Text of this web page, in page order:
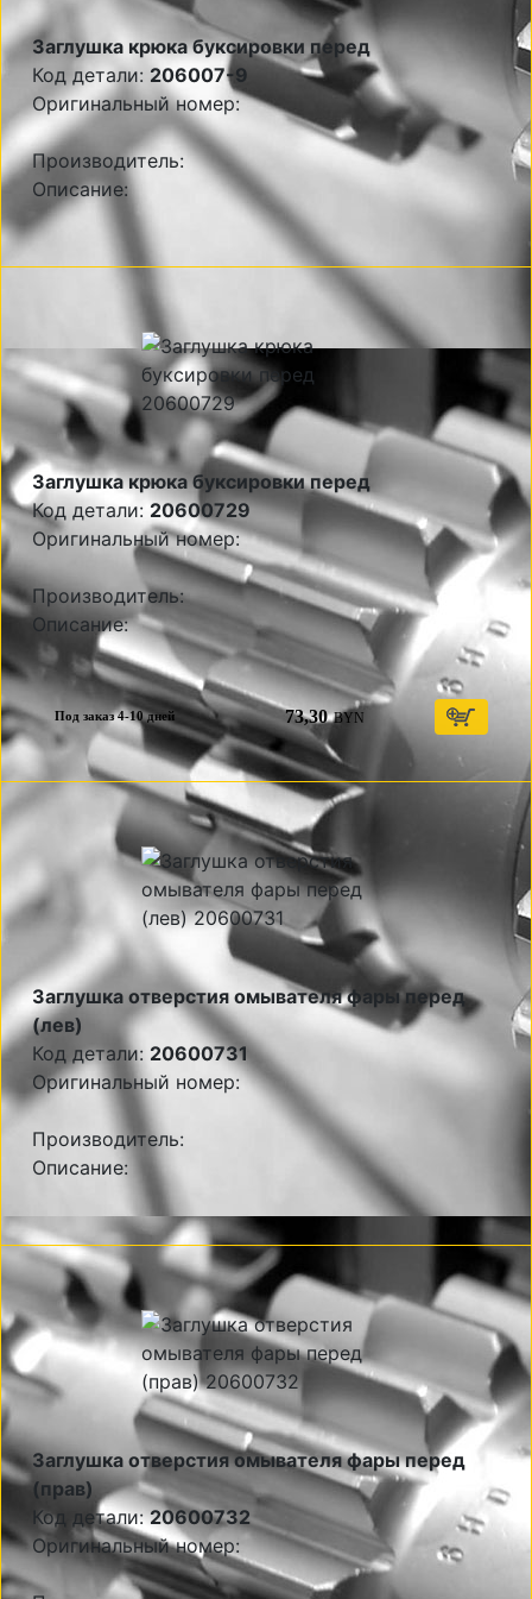
Заглушка крюка буксировки перед
Код детали: 206007-9
Оригинальный номер:
Производитель:
Описание:
Заглушка крюка буксировки перед
Код детали: 20600729
Оригинальный номер:
Производитель:
Описание:
Под заказ 4-10 дней 73,30 BYN
Заглушка отверстия омывателя фары перед
(лев)
Код детали: 20600731
Оригинальный номер:
Производитель:
Описание:
Заглушка отверстия омывателя фары перед
(прав)
Код детали:20600732
Оригинальный номер: